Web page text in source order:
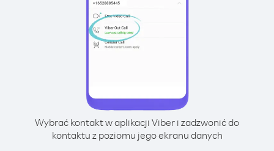
Wybrać kontakt w aplikacji Viber i zadzwonić do
kontaktu z poziomu jego ekranu danych